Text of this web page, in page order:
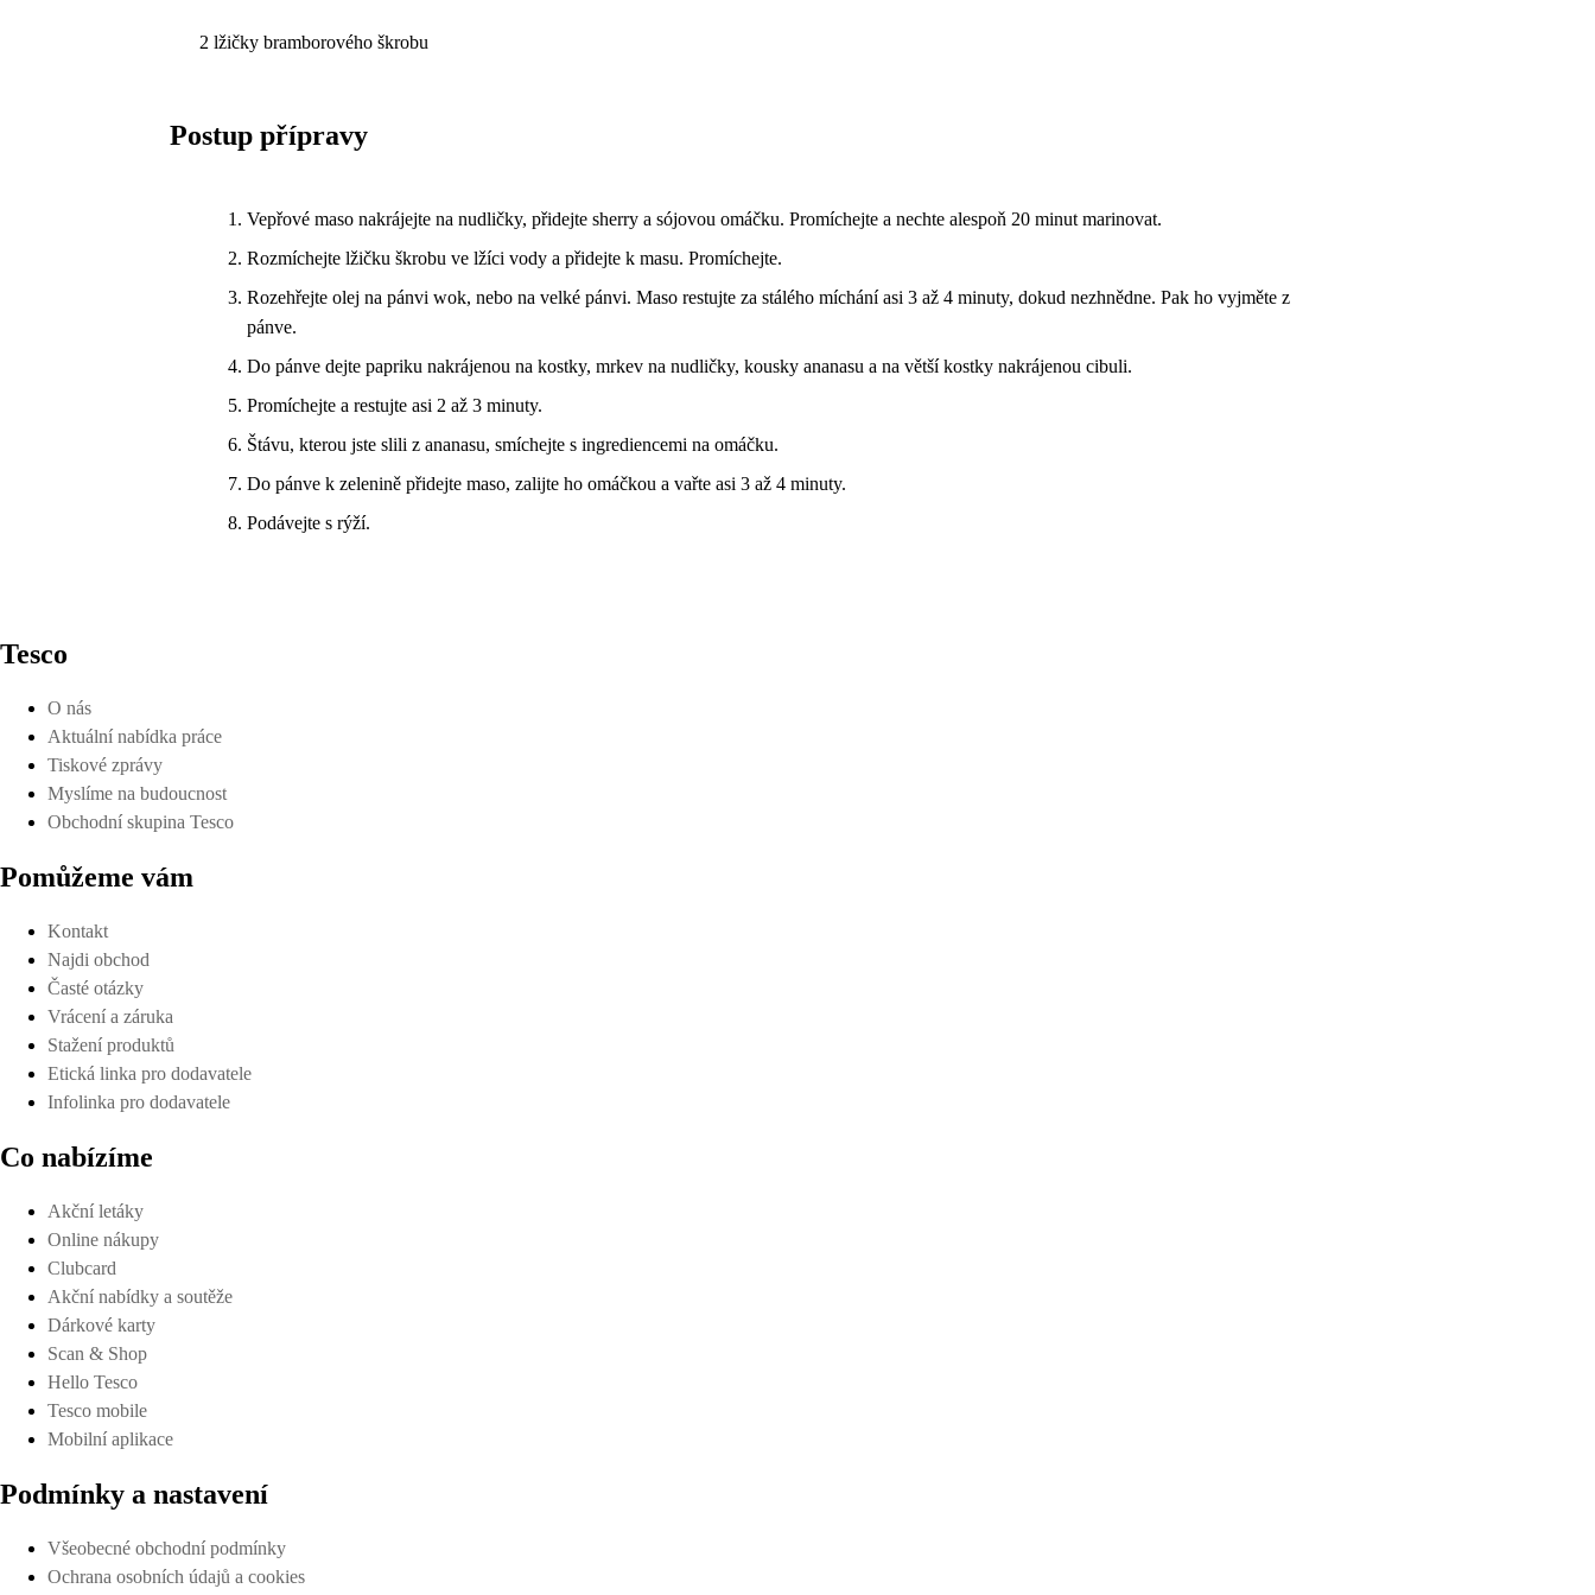
2 lžičky bramborového škrobu
Postup přípravy
Vepřové maso nakrájejte na nudličky, přidejte sherry a sójovou omáčku. Promíchejte a nechte alespoň 20 minut marinovat.
Rozmíchejte lžičku škrobu ve lžíci vody a přidejte k masu. Promíchejte.
Rozehřejte olej na pánvi wok, nebo na velké pánvi. Maso restujte za stálého míchání asi 3 až 4 minuty, dokud nezhnědne. Pak ho vyjměte z
pánve.
Do pánve dejte papriku nakrájenou na kostky, mrkev na nudličky, kousky ananasu a na větší kostky nakrájenou cibuli.
Promíchejte a restujte asi 2 až 3 minuty.
Štávu, kterou jste slili z ananasu, smíchejte s ingrediencemi na omáčku.
Do pánve k zelenině přidejte maso, zalijte ho omáčkou a vařte asi 3 až 4 minuty.
Podávejte s rýží.
Tesco
O nás
Aktuální nabídka práce
Tiskové zprávy
Myslíme na budoucnost
Obchodní skupina Tesco
Pomůžeme vám
Kontakt
Najdi obchod
Časté otázky
Vrácení a záruka
Stažení produktů
Etická linka pro dodavatele
Infolinka pro dodavatele
Co nabízíme
Akční letáky
Online nákupy
Clubcard
Akční nabídky a soutěže
Dárkové karty
Scan & Shop
Hello Tesco
Tesco mobile
Mobilní aplikace
Podmínky a nastavení
Všeobecné obchodní podmínky
Ochrana osobních údajů a cookies